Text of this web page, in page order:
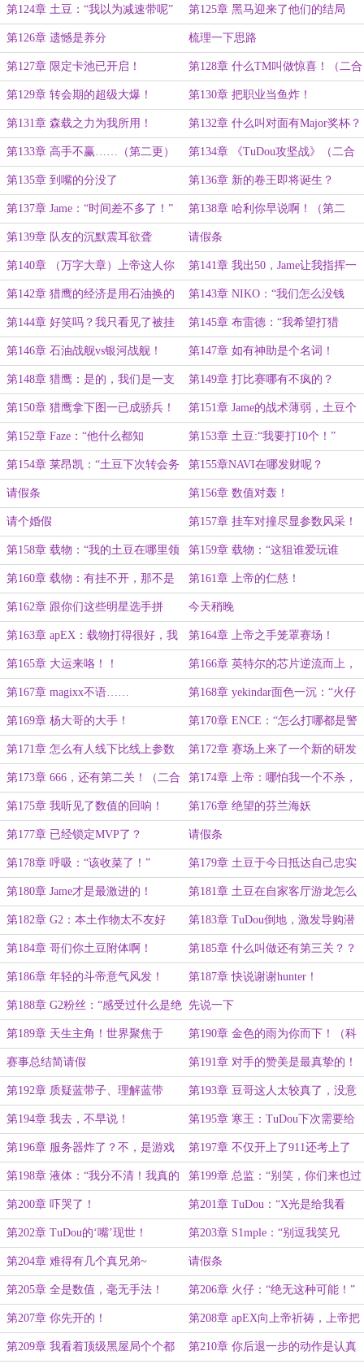
啥……
第124章 土豆：“我以为减速带呢” 第125章 黑马迎来了他们的结局
第126章 遗憾是养分 梳理一下思路
第127章 限定卡池已开启！ 第128章 什么TM叫做惊喜！（二合
一）
第129章 转会期的超级大爆！ 第130章 把职业当鱼炸！
第131章 森载之力为我所用！ 第132章 什么叫对面有Major奖杯？
第133章 高手不赢……（第二更） 第134章 《TuDou攻坚战》（二合
一）
第135章 到嘴的分没了 第136章 新的卷王即将诞生？
第137章 Jame：“时间差不多了！” 第138章 哈利你早说啊！（第二
更）
第139章 队友的沉默震耳欲聋 请假条
第140章 （万字大章）上帝这人你
真得防着！
第141章 我出50，Jame让我指挥一
把！
第142章 猎鹰的经济是用石油换的
吗？（二合一）
第143章 NIKO：“我们怎么没钱
了？”
第144章 好笑吗？我只看见了被挂
队折磨的绿玩！
第145章 布雷德：“我希望打猎
鹰！”
第146章 石油战舰vs银河战舰！ 第147章 如有神助是个名词！
第148章 猎鹰：是的，我们是一支
战术队！
第149章 打比赛哪有不疯的？
第150章 猎鹰拿下图一已成骄兵！ 第151章 Jame的战术薄弱，土豆个
人能力又弥补了这点
第152章 Faze：“他什么都知
道！！”（二合一）
第153章 土豆:“我要打10个！”
第154章 莱昂凯：“土豆下次转会务
必考虑Faze！”
第155章NAVI在哪发财呢？
请假条 第156章 数值对轰！
请个婚假 第157章 挂车对撞尽显参数风采！
第158章 载物：“我的土豆在哪里领
啊！”
第159章 载物：“这狙谁爱玩谁
玩！”
第160章 载物：有挂不开，那不是
演队友吗？
第161章 上帝的仁慈！
第162章 跟你们这些明星选手拼
了！
今天稍晚
第163章 apEX：载物打得很好，我
要给他奖励！
第164章 上帝之手笼罩赛场！
第165章 大运来咯！！ 第166章 英特尔的芯片逆流而上，
年轻的石像意气风发
第167章 magixx不语…… 第168章 yekindar面色一沉：“火仔
真这么说了？”
第169章 杨大哥的大手！ 第170章 ENCE：“怎么打哪都是警
察局啊！”
第171章 怎么有人线下比线上参数
都要高啊！
第172章 赛场上来了一个新的研发
天才！
第173章 666，还有第二关！（二合
一）
第174章 上帝：哪怕我一个不杀，
也能带领队伍走向胜利！
第175章 我听见了数值的回响！
（二合一）
第176章 绝望的芬兰海妖
第177章 已经锁定MVP了？ 请假条
第178章 呼吸：“该收菜了！” 第179章 土豆于今日抵达自己忠实
的遗迹！
第180章 Jame才是最激进的！ 第181章 土豆在自家客厅游龙怎么
了？
第182章 G2：本土作物太不友好
了！（万字大章）
第183章 TuDou倒地，激发导购潜
力
第184章 哥们你土豆附体啊！ 第185章 什么叫做还有第三关？？
（万字大章）
第186章 年轻的斗帝意气风发！ 第187章 快说谢谢hunter！
第188章 G2粉丝：“感受过什么是绝
望吗？”
先说一下
第189章 天生主角！世界聚焦于
你！（万字大章）
第190章 金色的雨为你而下！（科
隆结束）
赛事总结简请假 第191章 对手的赞美是最真挚的！
第192章 质疑蓝带子、理解蓝带
子、成为蓝带子
第193章 豆哥这人太较真了，没意
思！
第194章 我去，不早说！ 第195章 寒王：TuDou下次需要给
我打电话好吗？（万字大章）
第196章 服务器炸了？不，是游戏
没了
第197章 不仅开上了911还考上了
211！
第198章 液体：“我分不清！我真的
分不清！！”
第199章 总监：“别笑，你们来也过
不了第二关！”
第200章 吓哭了！ 第201章 TuDou：“X光是给我看
的，不是给你们看的。”
第202章 TuDou的‘嘴’现世！ 第203章 S1mple：“别逗我笑兄
弟！”
第204章 难得有几个真兄弟~ 请假条
第205章 全是数值，毫无手法！ 第206章 火仔：“绝无这种可能！”
第207章 你先开的！ 第208章 apEX向上帝祈祷，上帝把
他战术听完了
第209章 我看着顶级黑屋局个个都 第210章 你后退一步的动作是认真